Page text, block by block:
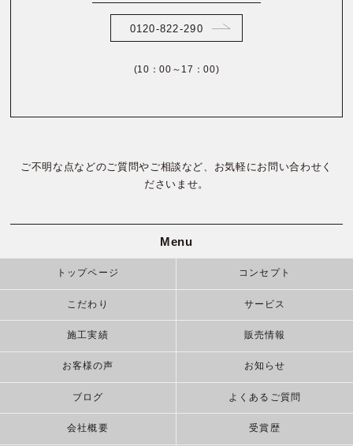
0120-822-290
(10：00～17：00)
ご不明な点などのご質問やご相談など、お気軽にお問い合わせく
ださいませ。
Menu
トップページ コンセプト
こだわり サービス
施工実績 販売情報
お客様の声 お知らせ
ブログ よくあるご質問
会社概要 受賞歴